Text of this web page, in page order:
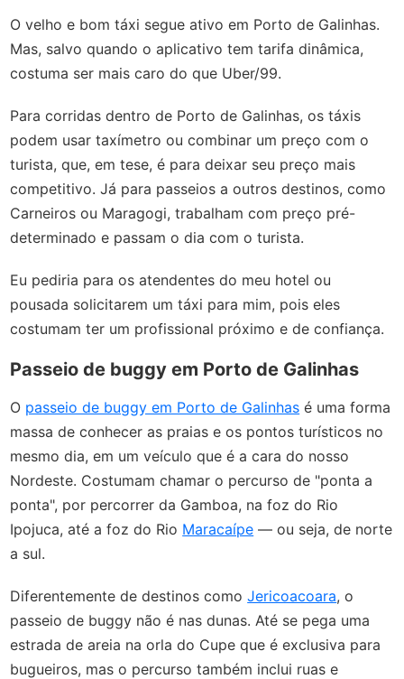
O velho e bom táxi segue ativo em Porto de Galinhas.
Mas, salvo quando o aplicativo tem tarifa dinâmica,
costuma ser mais caro do que Uber/99.
Para corridas dentro de Porto de Galinhas, os táxis
podem usar taxímetro ou combinar um preço com o
turista, que, em tese, é para deixar seu preço mais
competitivo. Já para passeios a outros destinos, como
Carneiros ou Maragogi, trabalham com preço pré-
determinado e passam o dia com o turista.
Eu pediria para os atendentes do meu hotel ou
pousada solicitarem um táxi para mim, pois eles
costumam ter um profissional próximo e de confiança.
Passeio de buggy em Porto de Galinhas
O passeio de buggy em Porto de Galinhas é uma forma
massa de conhecer as praias e os pontos turísticos no
mesmo dia, em um veículo que é a cara do nosso
Nordeste. Costumam chamar o percurso de "ponta a
ponta", por percorrer da Gamboa, na foz do Rio
Ipojuca, até a foz do Rio Maracaípe — ou seja, de norte
a sul.
Diferentemente de destinos comoJericoacoara, o
passeio de buggy não é nas dunas. Até se pega uma
estrada de areia na orla do Cupe que é exclusiva para
bugueiros, mas o percurso também inclui ruas e